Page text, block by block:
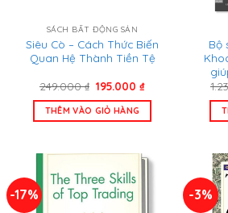
SÁCH BẤT ĐỘNG SẢN
Siêu Cò – Cách Thức Biến
Quan Hệ Thành Tiền Tệ
249.000₫ Giá
là:
249.000 ₫.
195.000₫Giá
tại
THÊM VÀO GIỎ HÀNG
Bộ
-17% -3%